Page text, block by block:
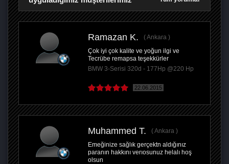
Ramazan K.
Ankara
Çok iyi çok kalite ve yoğun ilgi ve
Tecrübe remapsa teşekkürler
BMW 3-Serisi 320d - 177Hp @220 Hp
22.06.2015
Muhammed T.
Ankara
Emeğinize sağlık gerçektn aldığınız
paranın hakkını verıosunuz helalı hoş
olsun